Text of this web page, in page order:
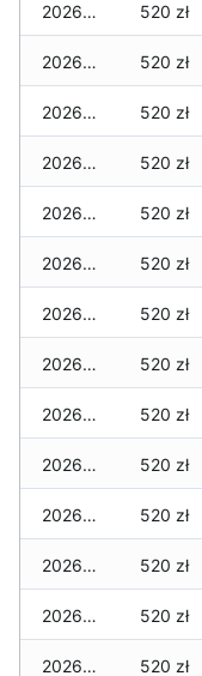
2026-02-27 520 zł
2026-02-26 520 zł
2026-02-25 520 zł
2026-02-24 520 zł
2026-02-23 520 zł
2026-02-22 520 zł
2026-02-21 520 zł
2026-02-20 520 zł
2026-02-19 520 zł
2026-02-18 520 zł
2026-02-17 520 zł
2026-02-16 520 zł
2026-02-15 520 zł
2026-02-14 520 zł